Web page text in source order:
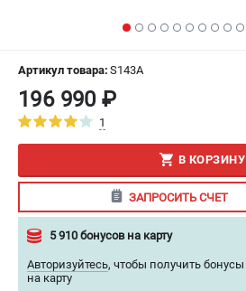
СЕРВИС
ПОДДЕРЖКА
Сервисный центр
ИНФОРМАЦИЯ
Артикул товара: S143A
196 990 ₽
1
В КОРЗИНУ
ЗАПРОСИТЬ СЧЕТ
5 910 бонусов на карту
Авторизуйтесь, чтобы получить бонусы
на карту